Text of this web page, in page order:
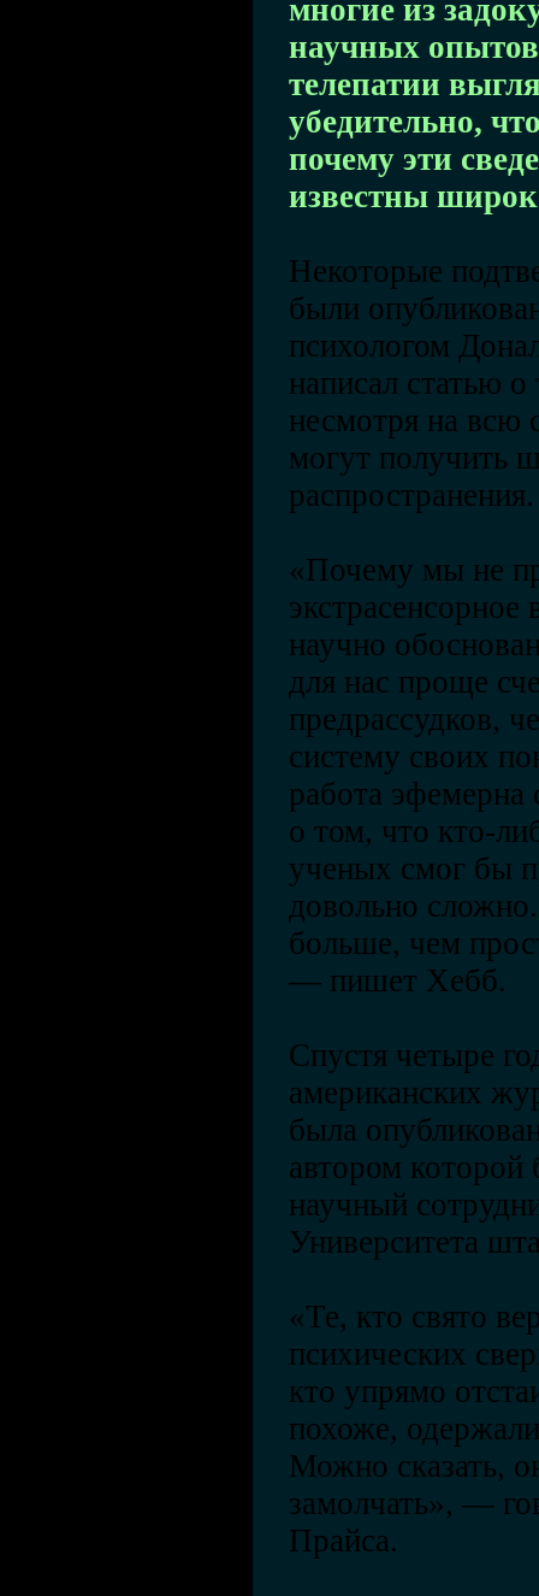
многие из
научных
телепатии
убедительно,
почему эти
известны
Некоторые
были
психологом
написал статью
несмотря на всю
могут получить
распространения.
«Почему мы не
научно
для нас проще
предрассудков,
систему своих
работа эфемерна
о том, что кто-
ученых смог бы
довольно
больше, чем
— пишет Хебб.
Спустя четыре
американских
была
автором
научный
Университета
«Те, кто свято
психических
кто упрямо
похоже,
Можно сказать,
замолчать», —
Прайса.